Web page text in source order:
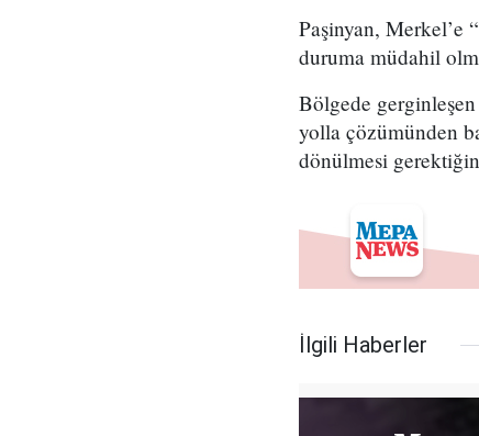
Paşinyan, Merkel’e
duruma müdahil
Bölgede
yolla çözümünden
dönülmesi
İlgili Haberler